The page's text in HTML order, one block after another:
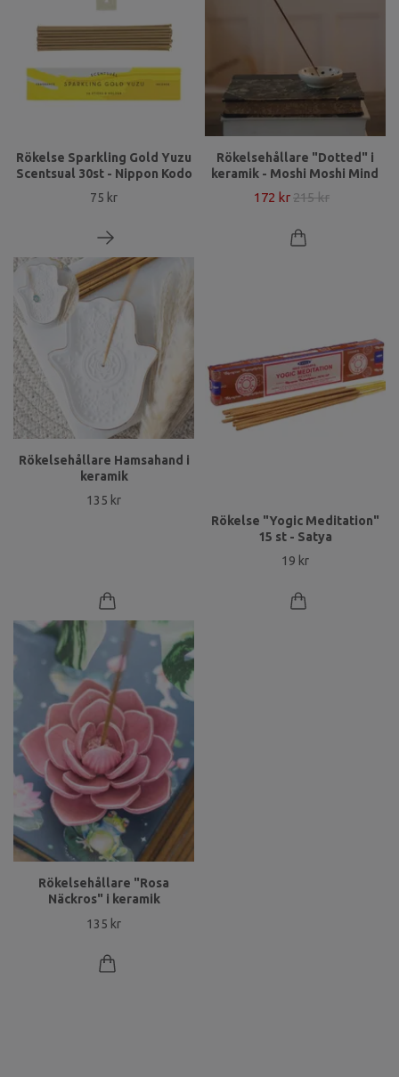
Rökelse Sparkling Gold Yuzu
Scentsual 30st - Nippon Kodo
75 kr
Rökelsehållare "Dotted" i
keramik - Moshi Moshi Mind
172 kr215 kr
Rökelsehållare Hamsahand i
keramik
135 kr
Rökelse "Yogic Meditation"
15 st - Satya
19 kr
Rökelsehållare "Rosa
Näckros" i keramik
135 kr